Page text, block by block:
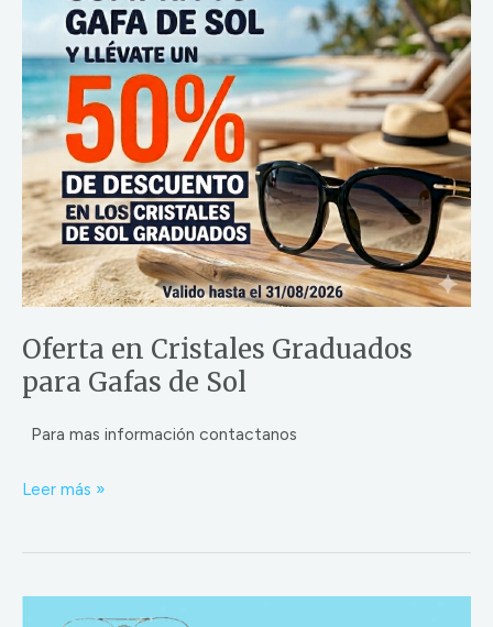
Oferta en Cristales Graduados
para Gafas de Sol
Para mas información contactanos
Graduados
Gafas
de
Sol
Leer más »